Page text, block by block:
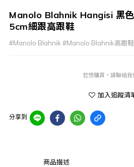
Manolo Blahnik Hangisi 黑
5cm細跟高跟鞋
#Manolo Blahnik #Manolo Blahnik高跟鞋
若想購買，請聯絡我
加入追蹤清
分享到
商品描述